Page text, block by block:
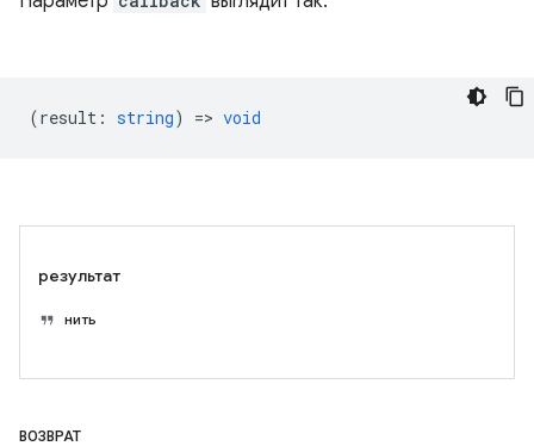
(result : string) => void
результат
нить
ВОЗВРАТ